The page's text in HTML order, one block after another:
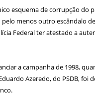
esquema de corrupção do
menos outro escândalo
Federal ter atestado a
a campanha de 1998,
Azeredo, do PSDB, foi